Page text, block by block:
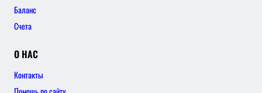
Баланс
Счета
О НАС
Контакты